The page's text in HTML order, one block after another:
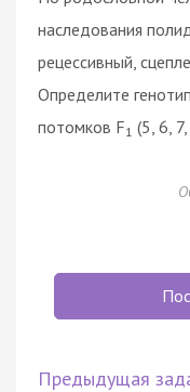
наследования
рецессивный,
Определите
потомков F1 (5, 6,
Предыдущая